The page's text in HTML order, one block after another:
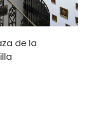
de la